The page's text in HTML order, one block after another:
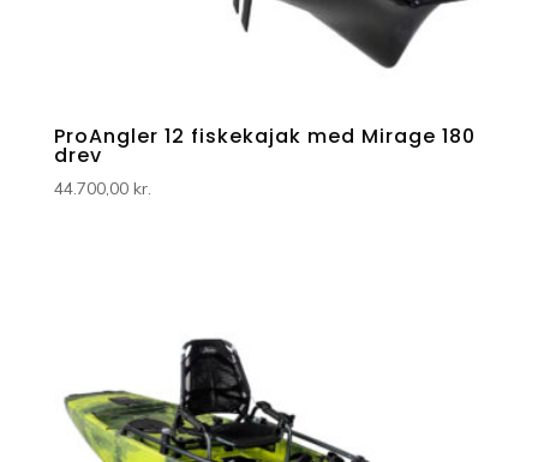
ProAngler 12 fiskekajak med Mirage 180
drev
44.700,00 kr.